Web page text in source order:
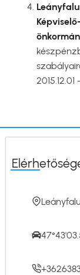
2015.12.01 -